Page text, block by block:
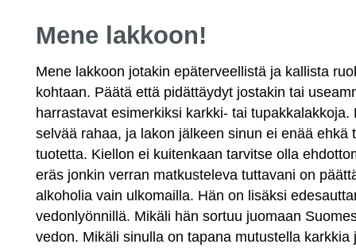
Mene lakkoon!
Mene lakkoon jotakin epäterveellistä ja kallista
kohtaan. Päätä että pidättäydyt jostakin tai
harrastavat esimerkiksi karkki- tai tupakkalakkoja.
selvää rahaa, ja lakon jälkeen sinun ei enää ehkä
tuotetta. Kiellon ei kuitenkaan tarvitse olla
eräs jonkin verran matkusteleva tuttavani on
alkoholia vain ulkomailla. Hän on lisäksi
vedonlyönnillä. Mikäli hän sortuu juomaan
vedon. Mikäli sinulla on tapana mutustella